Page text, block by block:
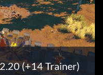
(+14 Trainer)